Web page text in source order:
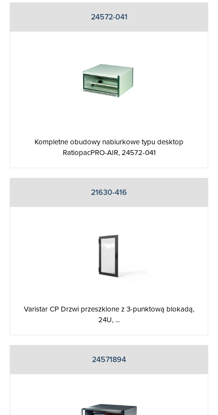
24572-041
Kompletne obudowy nabiurkowe typu desktop
RatiopacPRO-AIR, 24572-041
21630-416
Varistar CP Drzwi przeszklone z 3-punktową blokadą,
24U, ...
24571894